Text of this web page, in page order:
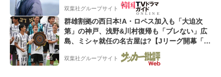
双葉社グループサイト
群雄割拠の西日本!A・ロペス加入も「大迫次
第」の神戸、浅野&川村復帰も「ブレない」広
島、ミシャ就任の名古屋は?【Jリーグ開幕「初
めての秋春制」の大激論】(2)
双葉社グループサイト